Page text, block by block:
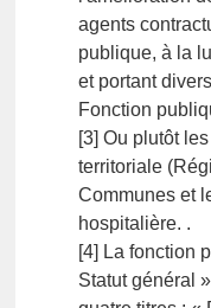
agents
publique, à la
et portant
Fonction
[3] Ou plutôt
territoriale
Communes et
hospitalière. .
[4] La fonction
Statut général